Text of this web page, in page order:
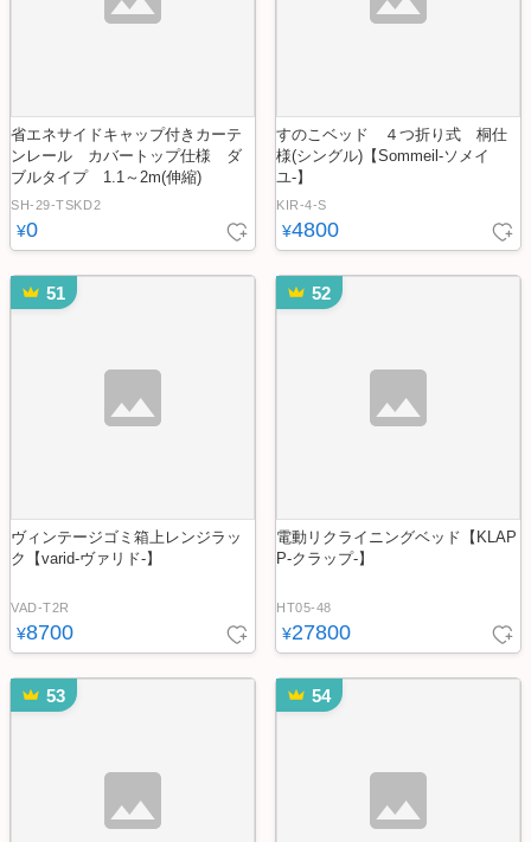
省エネサイドキャップ付きカーテ
ンレール カバートップ仕様 ダ
ブルタイプ 1.1～2m(伸縮)
SH-29-TSKD2
¥0
すのこベッド ４つ折り式 桐仕
様(シングル)【Sommeil-ソメイ
ユ-】
KIR-4-S
¥4800
51
ヴィンテージゴミ箱上レンジラッ
ク【varid-ヴァリド-】
VAD-T2R
¥8700
52
電動リクライニングベッド【KLAP
P-クラップ-】
HT05-48
¥27800
53 54